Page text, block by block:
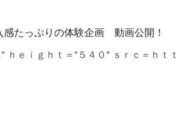
たっぷりの体験企画 動画公開！
ｈｅｉｇｈｔ＝"５４０" ｓｒｃ＝ｈｔｔ